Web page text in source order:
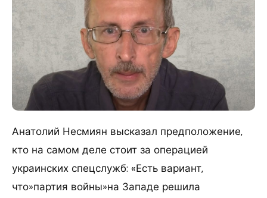
Анатолий Несмиян высказал предположение,
кто на самом деле стоит за операцией
украинских спецслужб: «Есть вариант,
что»партия войны»на Западе решила